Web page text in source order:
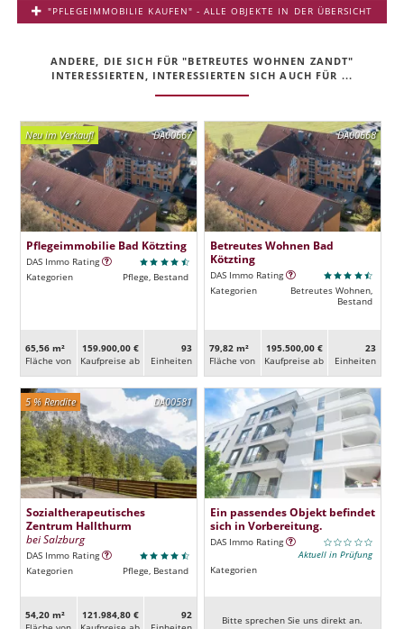
"PFLEGEIMMOBILIE KAUFEN" - ALLE OBJEKTE IN DER ÜBERSICHT
ANDERE, DIE SICH FÜR "BETREUTES WOHNEN ZANDT"
INTERESSIERTEN, INTERESSIERTEN SICH AUCH FÜR ...
DA00667
Neu im Verkauf!
Pflegeimmobilie Bad Kötzting
DAS Immo Rating
Kategorien
Pflege, Bestand
65,56 m²
Fläche von
159.900,00 €
Kaufpreise ab
93
Ein­heiten
DA00668
Betreutes Wohnen Bad
Kötzting
DAS Immo Rating
Kategorien
Betreutes Wohnen,
Bestand
79,82 m²
Fläche von
195.500,00 €
Kaufpreise ab
23
Ein­heiten
DA00581
5 % Rendite
Sozialtherapeutisches
Zentrum Hallthurm
bei Salzburg
DAS Immo Rating
Kategorien
Pflege, Bestand
54,20 m²
121.984,80 €
92
Ein passendes Objekt befindet
sich in Vorbereitung.
DAS Immo Rating
Aktuell in Prüfung
Kategorien
Bitte sprechen Sie uns direkt an.